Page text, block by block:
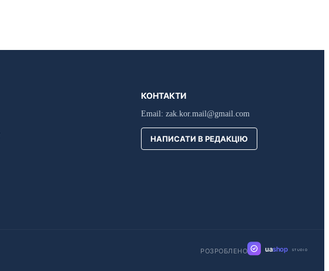
КОНТАКТИ
Email: zak.kor.mail@gmail.com
НАПИСАТИ В РЕДАКЦІЮ
РОЗРОБЛЕНО uashop STUDIO